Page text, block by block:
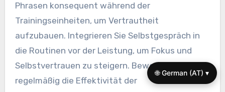
Phrasen konsequent während der
Trainingseinheiten, um Vertrautheit
aufzubauen. Integrieren Sie Selbstgespräch in
die Routinen vor der Leistung, um Fokus und
Selbstvertrauen zu steigern. Bewerten Sie
regelmäßig die Effektivität der
🌐 German (AT) ▾